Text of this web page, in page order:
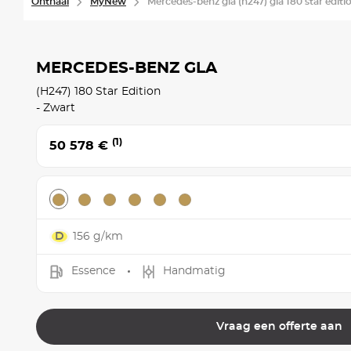
MERCEDES-BENZ GLA
(H247) 180 Star Edition
- Zwart
50 578 € (1)
156 g/km
Essence Handmatig
Vraag een offerte aan